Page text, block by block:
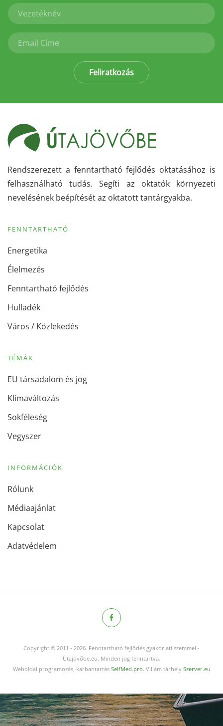
Feliratkozás
Rendszerezett a fenntartható fejlődés oktatásához is
felhasználható tudás. Segíti az oktatók környezeti
nevelésének beépítését az oktatott tantárgyakba.
FENNTARTHATÓ
Energetika
Élelmezés
Fenntartható fejlődés
Hulladék
Város / Közlekedés
TÉMÁK
EU társadalom és jog
Klímaváltozás
Sokféleség
Vegyszer
INFORMÁCIÓK
Rólunk
Médiaajánlat
Kapcsolat
Adatvédelem
Copyright © 2011 - 2026. Fenntartható fejlődés gyakorlati szemmel -
Útajövőbe.eu. Minden jog fenntartva.
Weboldal programozás, karbantartás SelfMed.pro. Villám tárhely Szerver.eu